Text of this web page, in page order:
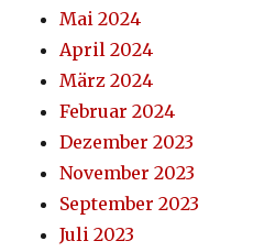
Mai 2024
April 2024
März 2024
Februar 2024
Dezember 2023
November 2023
September 2023
Juli 2023